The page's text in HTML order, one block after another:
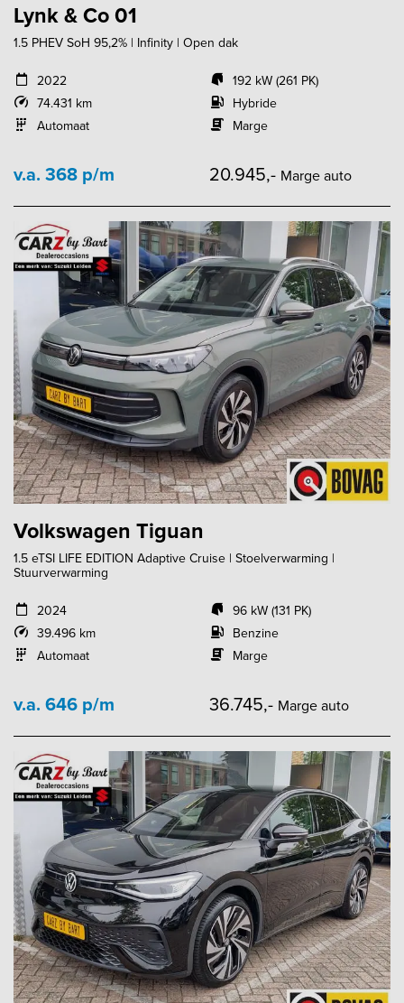
Lynk & Co 01
1.5 PHEV SoH 95,2% | Infinity | Open dak
2022
74.431 km
Automaat
192 kW (261 PK)
Hybride
Marge
v.a. 368 p/m 20.945,- Marge auto
Volkswagen Tiguan
1.5 eTSI LIFE EDITION Adaptive Cruise | Stoelverwarming |
Stuurverwarming
2024
39.496 km
Automaat
96 kW (131 PK)
Benzine
Marge
v.a. 646 p/m 36.745,- Marge auto